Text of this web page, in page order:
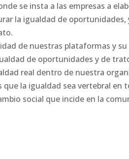
se insta a las empresas a
la igualdad de oportunidades,
de nuestras plataformas y
de oportunidades y de
real dentro de nuestra
que la igualdad sea vertebral en
social que incide en la